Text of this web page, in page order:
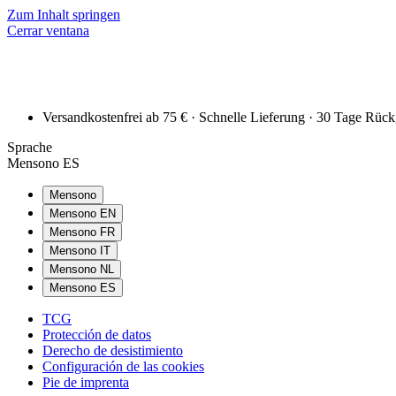
Zum Inhalt springen
Cerrar ventana
Versandkostenfrei ab 75 € · Schnelle Lieferung · 30 Tage
Sprache
Mensono ES
Mensono
Mensono EN
Mensono FR
Mensono IT
Mensono NL
Mensono ES
TCG
Protección de datos
Derecho de desistimiento
Configuración de las cookies
Pie de imprenta